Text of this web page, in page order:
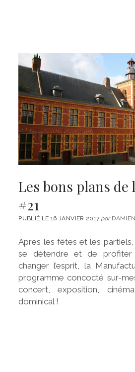
Les bons plans de
#21
PUBLIÉ LE 16 JANVIER 2017 par
Après les fêtes et les
se détendre et de profiter
changer l’esprit, la
programme concocté sur-
concert, exposition,
dominical !